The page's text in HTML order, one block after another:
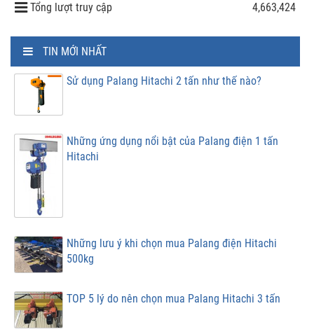
Tổng lượt truy cập
4,663,424
TIN MỚI NHẤT
Sử dụng Palang Hitachi 2 tấn như thế nào?
Những ứng dụng nổi bật của Palang điện 1 tấn
Hitachi
Những lưu ý khi chọn mua Palang điện Hitachi
500kg
TOP 5 lý do nên chọn mua Palang Hitachi 3 tấn